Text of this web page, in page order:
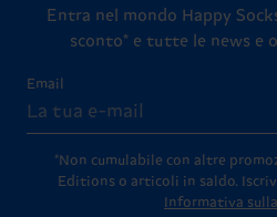
Entra nel mondo Happy
sconto* e tutte le news e
Email
*Non cumulabile con altre
Editions o articoli in saldo.
Informativa